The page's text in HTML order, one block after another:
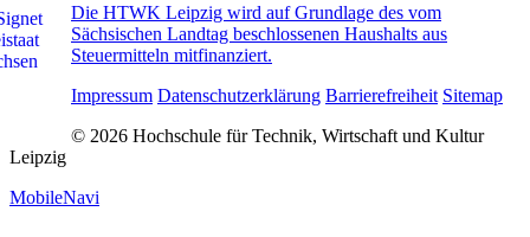
Die HTWK Leipzig wird auf Grundlage des vom
Sächsischen Landtag beschlossenen Haushalts aus
Steuermitteln mitfinanziert.
Impressum Datenschutzerklärung Barrierefreiheit Sitemap
© 2026 Hochschule für Technik, Wirtschaft und Kultur
Leipzig
MobileNavi